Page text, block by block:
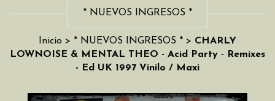
* NUEVOS INGRESOS *
Inicio > * NUEVOS INGRESOS * > CHARLY
LOWNOISE & MENTAL THEO - Acid Party - Remixes
- Ed UK 1997 Vinilo / Maxi